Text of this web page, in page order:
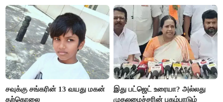
சவுக்கு சங்கரின் 13 வயது மகன்
தற்கொலை
இது பட்ஜெட் உரையா? அல்லது
முதலமைச்சரின் புகழ்பாடும்